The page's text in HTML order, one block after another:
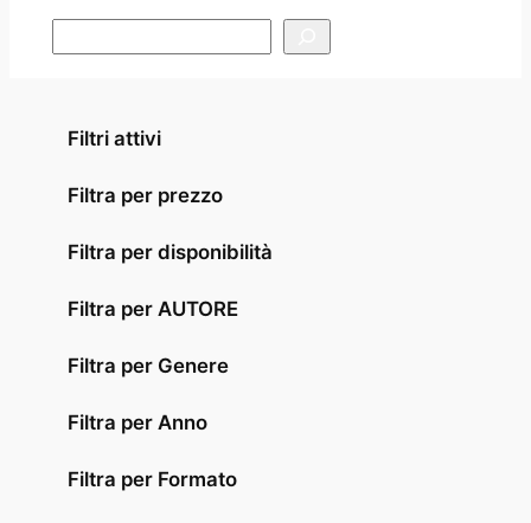
Filtri attivi
Filtra per prezzo
Filtra per disponibilità
Filtra per AUTORE
Filtra per Genere
Filtra per Anno
Filtra per Formato